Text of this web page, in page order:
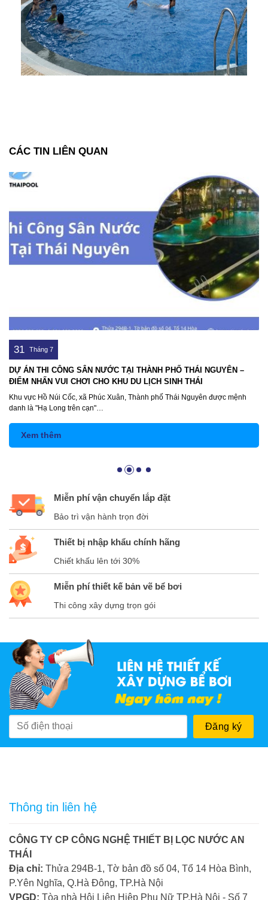
CÁC TIN LIÊN QUAN
31 Tháng 7
DỰ ÁN THI CÔNG SÂN NƯỚC TẠI THÀNH PHỐ THÁI NGUYÊN –
ĐIỂM NHẤN VUI CHƠI CHO KHU DU LỊCH SINH THÁI
Khu vực Hồ Núi Cốc, xã Phúc Xuân, Thành phố Thái Nguyên được mệnh
danh là "Hạ Long trên cạn"…
Xem thêm
Miễn phí vận chuyển lắp đặt
Bảo trì vận hành trọn đời
Thiết bị nhập khẩu chính hãng
Chiết khấu lên tới 30%
Miễn phí thiết kế bản vẽ bể bơi
Thi công xây dựng trọn gói
Thông tin liên hệ
CÔNG TY CP CÔNG NGHỆ THIẾT BỊ LỌC NƯỚC AN
THÁI
Địa chỉ: Thửa 294B-1, Tờ bản đồ số 04, Tổ 14 Hòa Bình,
P.Yên Nghĩa, Q.Hà Đông, TP.Hà Nội
VPGD: Tòa nhà Hội Liên Hiệp Phụ Nữ TP.Hà Nội - Số 7